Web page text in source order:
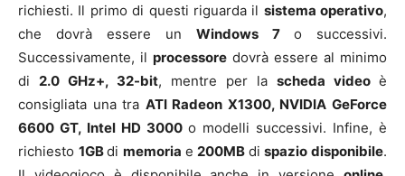
richiesti. Il primo di questi riguarda il sistema operativo,
che dovrà essere un Windows 7 o successivi.
Successivamente, ilprocessore dovrà essere al minimo
di 2.0 GHz+, 32-bit, mentre per la scheda video è
consigliata una tra ATI Radeon X1300, NVIDIA GeForce
6600 GT, Intel HD 3000 o modelli successivi. Infine, è
richiesto 1GBdi memoria e200MB dispazio disponibile.